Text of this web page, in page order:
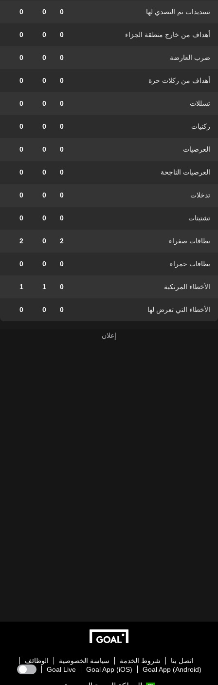
تسديدات تم التصدي لها 0
0
0
أهداف من خارج منطقة الجزاء 0
0
0
ضرب العارضة 0
0
0
أهداف من ركلات حرة 0
0
0
تسللات 0
0
0
ركنيات 0
0
0
العرضيات 0
0
0
العرضيات الناجحة 0
0
0
تدخلات 0
0
0
تشتيتات 0
0
0
بطاقات صفراء 2
0
2
بطاقات حمراء 0
0
0
الأخطاء المرتكبة 0
1
1
الأخطاء التي تعرض لها 0
0
0
اتصل بنا شروط الخدمة سياسة الخصوصية
الوظائف
Goal App (Android)
Goal App (iOS)
Goal Live